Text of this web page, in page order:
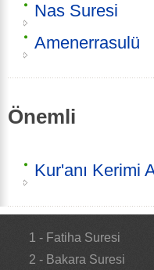
Nas Suresi
Amenerrasulü
Önemli
Kur'anı Kerimi
1 - Fatiha Suresi
2 - Bakara Suresi